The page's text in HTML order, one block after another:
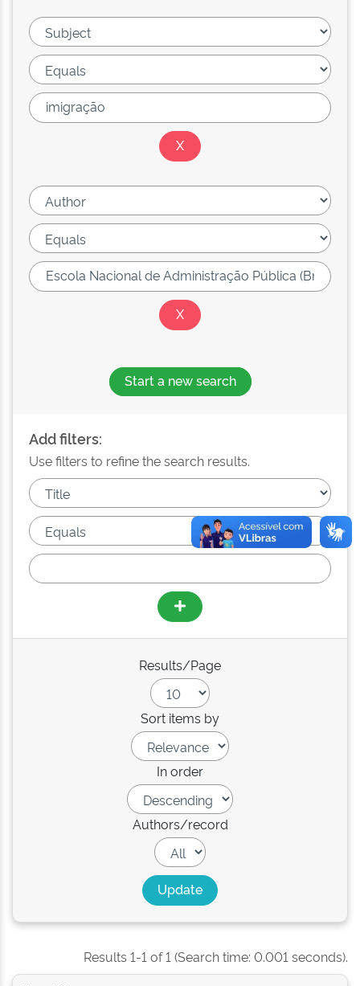
Start a new search
Add filters:
Use filters to refine the search results.
Results/Page
Sort items by
In order
Authors/record
Results 1-1 of 1 (Search time: 0.001 seconds).